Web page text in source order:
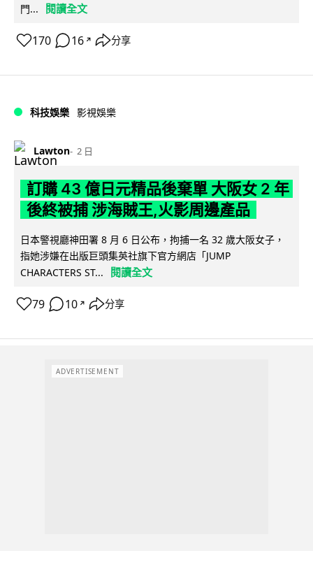
門...
閱讀全文
170 16 ↗ 分享
科技娛樂 影視娛樂
Lawton 2 日
訂購 43 億日元精品後棄單 大阪女 2 年
後終被捕 涉海賊王,火影周邊產品
日本警視廳神田署 8 月 6 日公布，拘捕一名 32 歲大阪女子，
指她涉嫌在出版巨頭集英社旗下官方網店「JUMP
CHARACTERS ST...
閱讀全文
79 10 ↗ 分享
ADVERTISEMENT